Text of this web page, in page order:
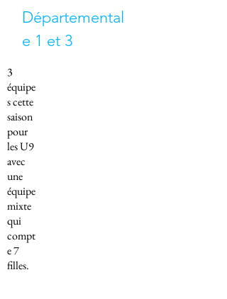
Départemental
e 1 et 3
3
équipe
s cette
saison
pour
les U9
avec
une
équipe
mixte
qui
compt
e 7
filles.